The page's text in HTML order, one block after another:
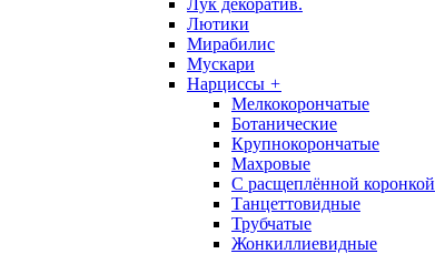
Лук декоратив.
Лютики
Мирабилис
Мускари
Нарциссы +
Мелкокорончатые
Ботанические
Крупнокорончатые
Махровые
С раcщеплённой коронкой
Танцеттовидные
Трубчатые
Жонкиллиевидные